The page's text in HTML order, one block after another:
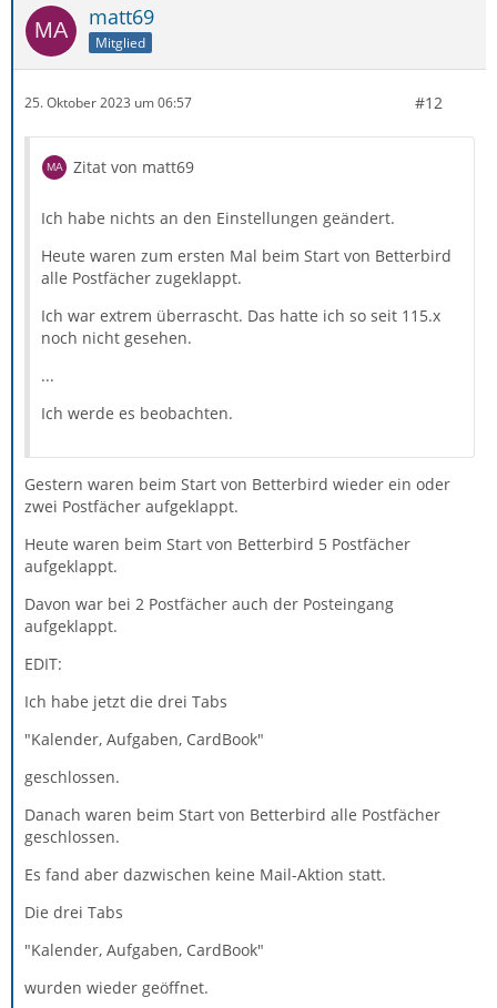
matt69
Mitglied
25. Oktober 2023 um 06:57 #12
Zitat von matt69
Ich habe nichts an den Einstellungen geändert.
Heute waren zum ersten Mal beim Start von Betterbird
alle Postfächer zugeklappt.
Ich war extrem überrascht. Das hatte ich so seit 115.x
noch nicht gesehen.
...
Ich werde es beobachten.
Gestern waren beim Start von Betterbird wieder ein oder
zwei Postfächer aufgeklappt.
Heute waren beim Start von Betterbird 5 Postfächer
aufgeklappt.
Davon war bei 2 Postfächer auch der Posteingang
aufgeklappt.
EDIT:
Ich habe jetzt die drei Tabs
"Kalender, Aufgaben, CardBook"
geschlossen.
Danach waren beim Start von Betterbird alle Postfächer
geschlossen.
Es fand aber dazwischen keine Mail-Aktion statt.
Die drei Tabs
"Kalender, Aufgaben, CardBook"
wurden wieder geöffnet.